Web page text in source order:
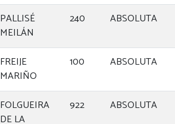
PALLISÉ
MEILÁN
240 ABSOLUTA
FREIJE
MARIÑO
100 ABSOLUTA
FOLGUEIRA
DE LA
922 ABSOLUTA